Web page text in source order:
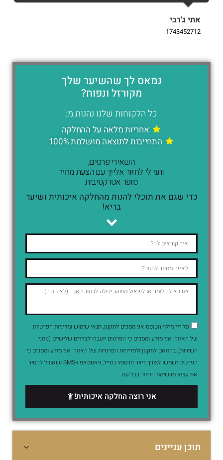
אתי ג'רבי
1743452712
נמאס לך שהשיער שלך
מקורזל ונפוח?
כל הלקוחות שלנו נהנות מ:
אחריות מלאה על ההחלקה
התחייבות לתוצאה מושלמת 100%
השאירי פרטים,
ותני לי לחזור אלייך עם הצעת מחיר
סופר אטרקטיבית
כדי שגם את תוכלי להנות מהחלקה איכותית ושיער
בריא!
על ידי מילוי הטופס אני מסכים לתקנון, תנאי שימוש ומדיניות הפרטיות
של האתר. אני מודע ומסכים כי הפרטים יועברו לצדדים שלישיים (נותני
השירות), בהתאם לתקנון ולמדיניות הפרטיות של האתר. אני מודע ומסכים כי
הפרטים ישמשו לצורך דיוור פרסומי במייל, וואטסאפ ו-SMS ושאוכל להסיר
את עצמי מרשימת הדיוור בכל עת.
אני רוצה החלקה איכותית!
תוכן עניינים